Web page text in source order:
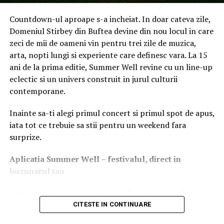
O nouă cameră web care facilitează colaborarea
Countdown-ul aproape s-a incheiat. In doar cateva zile,
Domeniul Stirbey din Buftea devine din nou locul in care
zeci de mii de oameni vin pentru trei zile de muzica,
arta, nopti lungi si experiente care definesc vara. La 15
ani de la prima editie, Summer Well revine cu un line-up
eclectic si un univers construit in jurul culturii
contemporane.
Inainte sa-ti alegi primul concert si primul spot de apus,
iata tot ce trebuie sa stii pentru un weekend fara
surprize.
Aplicatia Summer Well– festivalul, direct in
buzunarul tau
este sa descarci aplicatia Summer Well, disponibila in
CITESTE IN CONTINUARE